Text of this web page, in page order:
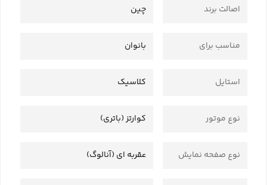
اصالت برند چین
مناسب برای بانوان
استایل کلاسیک
نوع موتور کوارتز (باتری)
نوع صفحه نمایش عقربه ای (آنالوگ)